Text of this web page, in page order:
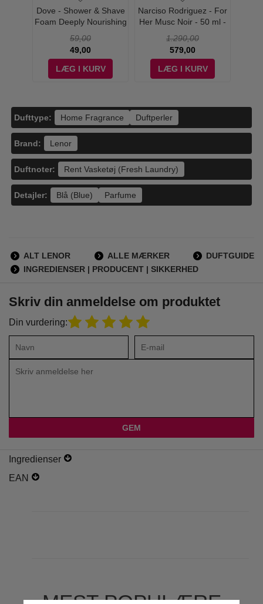
Dove - Shower & Shave
Foam Deeply Nourishing
59,00
49,00
LÆG I KURV
Narciso Rodriguez - For
Her Musc Noir - 50 ml -
1.290,00
579,00
LÆG I KURV
Dufttype: Home Fragrance Duftperler
Brand: Lenor
Duftnoter: Rent Vasketøj (Fresh Laundry)
Detajler: Blå (Blue) Parfume
ALT LENOR ALLE MÆRKER
DUFTGUIDE
INGREDIENSER | PRODUCENT | SIKKERHED
Skriv din anmeldelse om produktet
Din vurdering:
Ingredienser
EAN